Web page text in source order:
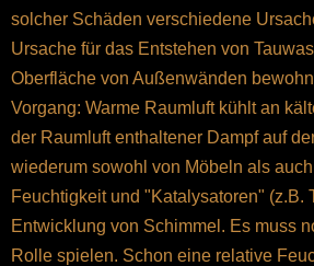
solcher Schäden verschiedene
Ursache für das Entstehen von
Oberfläche von Außenwänden
Vorgang: Warme Raumluft kühlt an
der Raumluft enthaltener Dampf auf
wiederum sowohl von Möbeln als
Feuchtigkeit und "Katalysatoren"
Entwicklung von Schimmel. Es muss
Rolle spielen. Schon eine relative